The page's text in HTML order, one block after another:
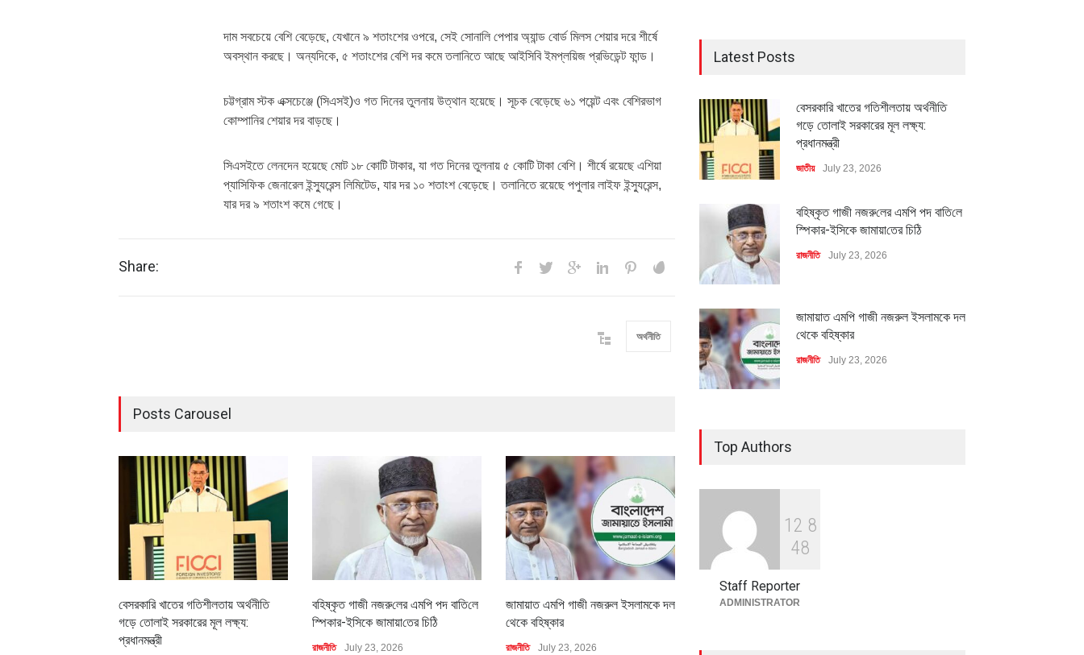
দাম সবচেয়ে বেশি বেড়েছে, যেখানে ৯ শতাংশের ওপরে, সেই সোনালি পেপার অ্যান্ড বোর্ড মিলস শেয়ার দরে শীর্ষে
অবস্থান করছে। অন্যদিকে, ৫ শতাংশের বেশি দর কমে তলানিতে আছে আইসিবি ইমপ্লয়িজ প্রভিডেন্ট ফান্ড।
চট্টগ্রাম স্টক এক্সচেঞ্জে (সিএসই)ও গত দিনের তুলনায় উত্থান হয়েছে। সূচক বেড়েছে ৬১ পয়েন্ট এবং বেশিরভাগ
কোম্পানির শেয়ার দর বাড়ছে।
সিএসইতে লেনদেন হয়েছে মোট ১৮ কোটি টাকার, যা গত দিনের তুলনায় ৫ কোটি টাকা বেশি। শীর্ষে রয়েছে এশিয়া
প্যাসিফিক জেনারেল ইন্স্যুরেন্স লিমিটেড, যার দর ১০ শতাংশ বেড়েছে। তলানিতে রয়েছে পপুলার লাইফ ইন্স্যুরেন্স,
যার দর ৯ শতাংশ কমে গেছে।
Share:
অর্থনীতি
Posts Carousel
বেসরকারি খাতের গতিশীলতায় অর্থনীতি
গড়ে তোলাই সরকারের মূল লক্ষ্য:
প্রধানমন্ত্রী
বহিষ্কৃত গাজী নজরু‌লের এম‌পি পদ বা‌তি‌লে
স্পিকার-ইসিকে জামায়া‌তের চি‌ঠি
রাজনীতি July 23, 2026
জামায়াত এমপি গাজী নজরুল ইসলামকে দল
থেকে বহিষ্কার
রাজনীতি July 23, 2026
৪০০ মিলিয়ন ডলারের বিদেশি বিনিয়োগ
অর্থনীতি
Latest Posts
বেসরকারি খাতের গতিশীলতায় অর্থনীতি
গড়ে তোলাই সরকারের মূল লক্ষ্য:
প্রধানমন্ত্রী
জাতীয় July 23, 2026
বহিষ্কৃত গাজী নজরু‌লের এম‌পি পদ বা‌তি‌লে
স্পিকার-ইসিকে জামায়া‌তের চি‌ঠি
রাজনীতি July 23, 2026
জামায়াত এমপি গাজী নজরুল ইসলামকে দল
থেকে বহিষ্কার
রাজনীতি July 23, 2026
বৈশ্বিক প্রতিযোগিতা সক্ষমতা বাড়াতে
পোশাক শিল্পে নতুন উদ্যোগ
Top Authors
1 2 8
48
Staff Reporter
ADMINISTRATOR